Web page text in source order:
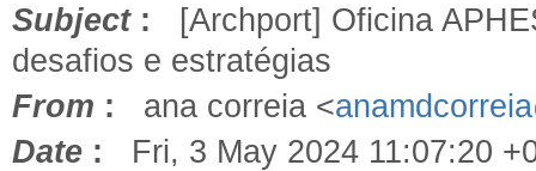
Subject: [Archport] Oficina
desafios e estratégias
From : ana correia <
Date : Fri, 3 May 2024 11:07:20